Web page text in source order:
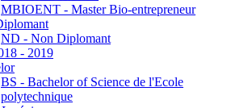
MBIOENT - Master Bio-entrepreneur
ND - Non Diplomant
- 2019
BS - Bachelor of Science de l'Ecole
polytechnique